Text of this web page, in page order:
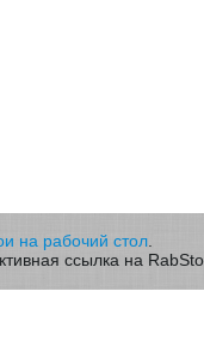
на рабочий стол
ссылка на